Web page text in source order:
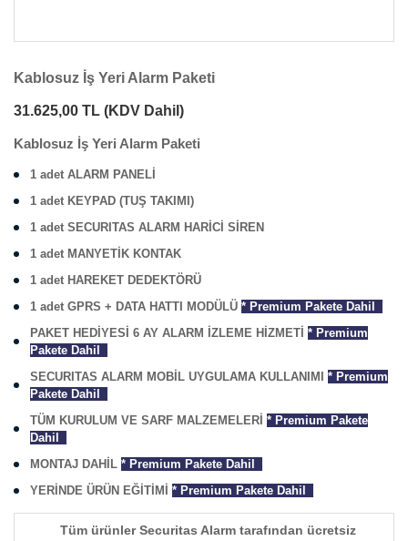
Kablosuz İş Yeri Alarm Paketi
31.625,00 TL (KDV Dahil)
Kablosuz İş Yeri Alarm Paketi
1 adet ALARM PANELİ
1 adet KEYPAD (TUŞ TAKIMI)
1 adet SECURITAS ALARM HARİCİ SİREN
1 adet MANYETİK KONTAK
1 adet HAREKET DEDEKTÖRÜ
1 adet GPRS + DATA HATTI MODÜLÜ * Premium Pakete Dahil
PAKET HEDİYESİ 6 AY ALARM İZLEME HİZMETİ * Premium
Pakete Dahil
SECURITAS ALARM MOBİL UYGULAMA KULLANIMI * Premium
Pakete Dahil
TÜM KURULUM VE SARF MALZEMELERİ * Premium Pakete
Dahil
MONTAJ DAHİL * Premium Pakete Dahil
YERİNDE ÜRÜN EĞİTİMİ * Premium Pakete Dahil
Tüm ürünler Securitas Alarm tarafından ücretsiz